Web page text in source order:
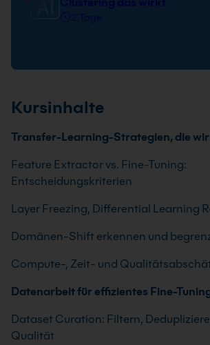
Kursinhalte
Transfer-Learning-Strategien, die
Feature Extractor vs. Fine-Tuning:
Entscheidungskriterien
Layer Freezing, Differential Learning
Domänen-Shift erkennen und
Compute-, Zeit- und
Datenarbeit für effizientes Fine-
Dataset Curation: Filtern,
Qualität